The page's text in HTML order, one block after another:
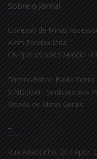
Sobre o Jornal
Conexão de Minas
Além Paraíba Ltda.
CNPJ n° 09.608.574/0001-11
Diretor-Editor: Flávio
SINDIJORI - Sindicato dos
Estado de Minas Gerais
–
Rua Adãozinho, 20 / Apto.